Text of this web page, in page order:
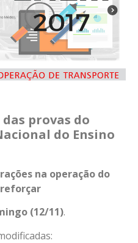
provas do
do Ensino
na operação do
(12/11).